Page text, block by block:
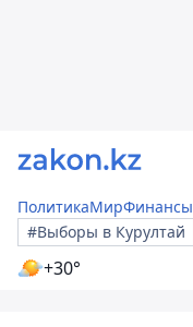
ПолитикаМирФинансы
#Выборы в Курултай
+30°